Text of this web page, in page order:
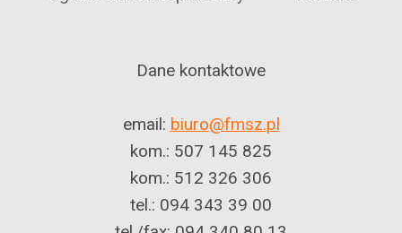
Dane kontaktowe
email: biuro@fmsz.pl
kom.: 507 145 825
kom.: 512 326 306
tel.: 094 343 39 00